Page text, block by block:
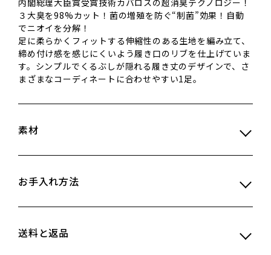
内閣総理大臣賞受賞技術カバロスの超消臭テクノロジー！
３大臭を98%カット！菌の増殖を防ぐ“制菌”効果！自動
でニオイを分解！
足に柔らかくフィットする伸縮性のある生地を編み立て、
締め付け感を感じにくいよう履き口のリブを仕上げていま
す。シンプルでくるぶしが隠れる履き丈のデザインで、さ
まざまなコーディネートに合わせやすい1足。
素材
お手入れ方法
送料と返品